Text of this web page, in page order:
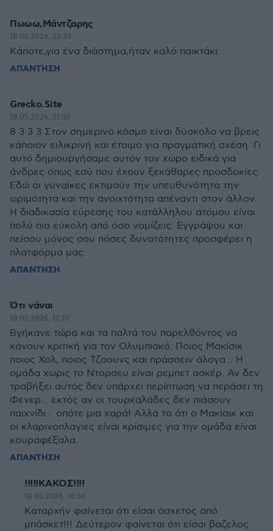
Πωωω,Μάντζαρης
18.05.2026, 23:39
Κάποτε,για ένα διάστημα,ήταν καλό παικτάκι.
ΑΠΑΝΤΗΣΗ
Grecko.Site
18.05.2026, 21:50
8 3 3 3 Στον σημερινό κόσμο είναι δύσκολο να βρεις
κάποιον ειλικρινή και έτοιμο για πραγματική σχέση. Γι
αυτό δημιουργήσαμε αυτόν τον χώρο ειδικά για
άνδρες όπως εσύ που έχουν ξεκάθαρες προσδοκίες.
Εδώ οι γυναίκες εκτιμούν την υπευθυνότητα την
ωριμότητα και την ανοιχτότητα απέναντι στον άλλον.
Η διαδικασία εύρεσης του κατάλληλου ατόμου είναι
πολύ πιο εύκολη από όσο νομίζεις. Εγγράψου και
πείσου μόνος σου πόσες δυνατότητες προσφέρει η
πλατφόρμα μας.
ΑΠΑΝΤΗΣΗ
Ότι νάναι
18.05.2026, 17:20
Βγήκανε τώρα και τα παλτά του παρελθόντος να
κάνουν κριτική για τον Ολυμπιακό. Ποιος Μακίσικ
ποιος Χολ, ποιος Τζοουνς και πράσσειν άλογα... Η
ομάδα χωρις το Ντορσευ είναι ρεμπετ ασκέρ. Αν δεν
τραβήξει αυτός δεν υπάρχει περίπτωση να περάσει τη
Φενερ... εκτός αν οι τουρκαλάδες δεν πιάσουν
παιχνίδι... οπότε μια χαρά! Αλλά το ότι ο Μακίσικ και
οι κλαρινοπλαγιες είναι κρίσιμες για την ομάδα είναι
κουραφέξαλα.
ΑΠΑΝΤΗΣΗ
!!!!!ΚΑΚΟΣ!!!!
18.05.2026, 18:56
Καταρχήν φαίνεται ότι είσαι άσχετος από
μπάσκετ!!! Δεύτερον φαίνεται ότι είσαι βαζελος